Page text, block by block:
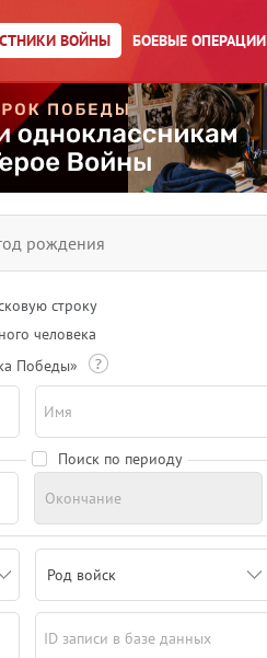
ВОЙНЫ БОЕВЫЕ ОПЕРАЦИИ
строку
человека
Победы»
Имя
Поиск по периоду
Окончание
Род войск
ID записи в базе данных